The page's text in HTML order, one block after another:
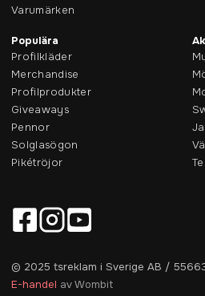
Varumärken
Populära
Profilkläder
Merchandise
Profilprodukter
Giveaways
Pennor
Solglasögon
Pikétröjor
© 2025 tsreklam i Sverige AB /
E-handel av Wombit